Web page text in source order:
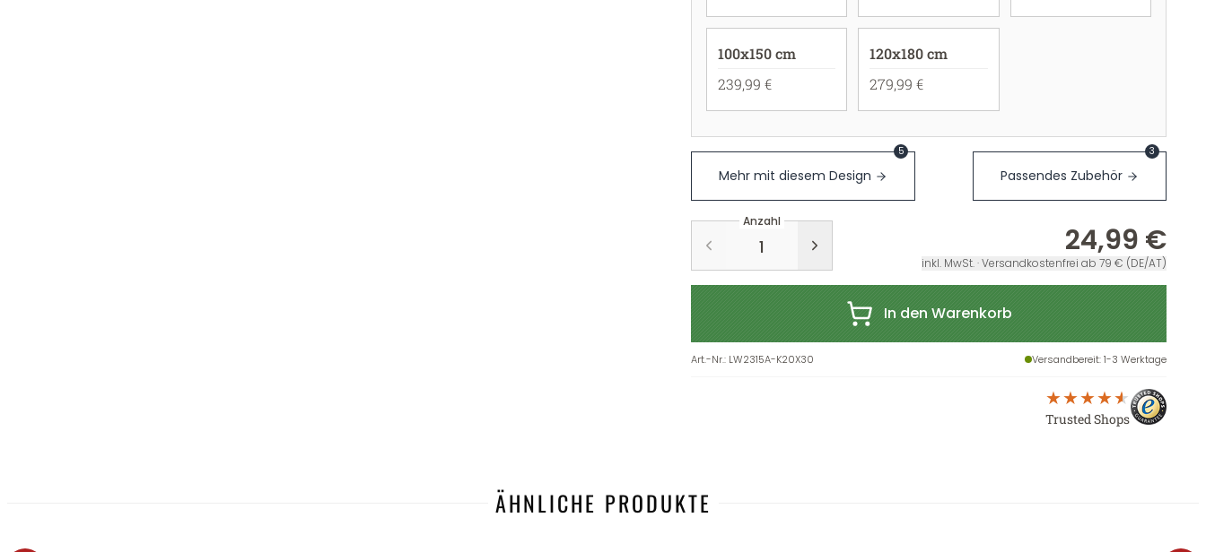
100x150 cm
239,99 €
120x180 cm
279,99 €
Mehr mit diesem Design
5
Passendes Zubehör
3
Anzahl
24,99 €
inkl. MwSt. · Versandkostenfrei ab 79 € (DE/AT)
In den Warenkorb
Art.-Nr.: LW2315A-K20X30 Versandbereit: 1-3 Werktage
Trusted Shops
ÄHNLICHE PRODUKTE